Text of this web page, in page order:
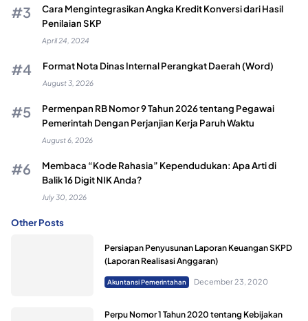
Cara Mengintegrasikan Angka Kredit Konversi dari Hasil
Penilaian SKP
April 24, 2024
Format Nota Dinas Internal Perangkat Daerah (Word)
August 3, 2026
Permenpan RB Nomor 9 Tahun 2026 tentang Pegawai
Pemerintah Dengan Perjanjian Kerja Paruh Waktu
August 6, 2026
Membaca “Kode Rahasia” Kependudukan: Apa Arti di
Balik 16 Digit NIK Anda?
July 30, 2026
Other Posts
Persiapan Penyusunan Laporan Keuangan SKPD
(Laporan Realisasi Anggaran)
Akuntansi Pemerintahan December 23, 2020
Perpu Nomor 1 Tahun 2020 tentang Kebijakan